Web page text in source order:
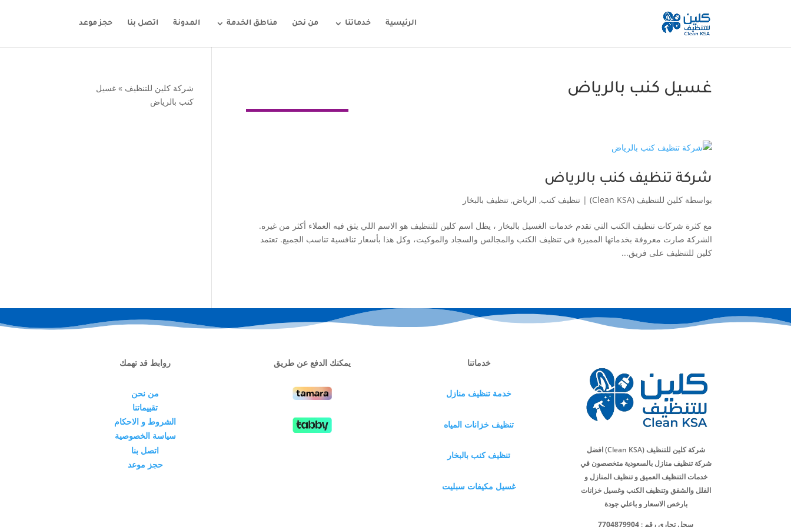
الرئيسية خدماتنا من نحن مناطق الخدمة المدونة اتصل بنا حجز موعد
غسيل كنب بالرياض
شركة تنظيف كنب بالرياض
بواسطةكلين للتنظيف (Clean KSA) |تنظيف كنب, الرياض,تنظيف بالبخار
مع كثرة شركات تنظيف الكنب التي تقدم خدمات الغسيل بالبخار ، يظل اسم كلين للتنظيف هو الاسم اللي يثق فيه العملاء أكثر من غيره.
الشركة صارت معروفة بخدماتها المميزة في تنظيف الكنب والمجالس والسجاد والموكيت، وكل هذا بأسعار تنافسية تناسب الجميع. تعتمد
كلين للتنظيف على فريق...
شركة كلين للتنظيف »غسيل
كنب بالرياض
روابط قد تهمك
من نحن
تقييماتنا
الشروط و الاحكام
سياسة الخصوصية
اتصل بنا
حجز موعد
يمكنك الدفع عن طريق خدماتنا
خدمة تنظيف منازل
تنظيف خزانات المياه
تنظيف كنب بالبخار
غسيل مكيفات سبليت
شركة كلين للتنظيف (Clean KSA) افضل
شركة تنظيف منازل بالسعودية متخصصون في
خدمات التنظيف العميق و تنظيف المنازل و
الفلل والشقق وتنظيف الكنب وغسيل خزانات
بارخص الاسعار و باعلي جودة
سجل تجاري رقم : 7704879904